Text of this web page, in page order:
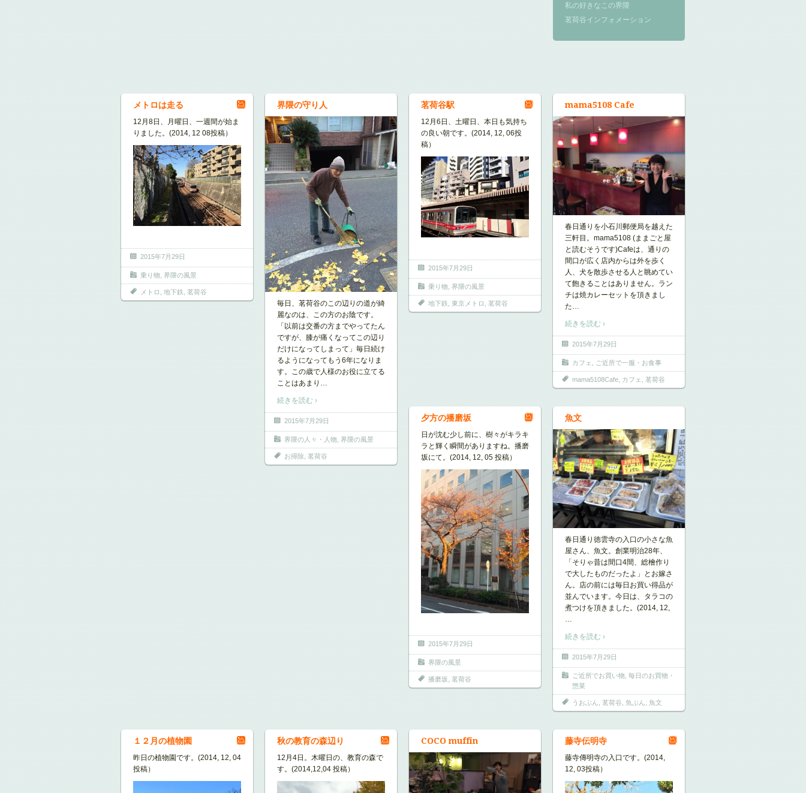
私の好きなこの界隈
茗荷谷インフォメーション
メトロは走る
12月8日、月曜日、一週間が始ま
りました。(2014, 12 08投稿）
2015年7月29日
乗り物 界隈の風景
メトロ 地下鉄 茗荷谷
界隈の守り人
毎日、茗荷谷のこの辺りの道が綺
麗なのは、この方のお陰です。
「以前は交番の方までやってたん
ですが、膝が痛くなってこの辺り
だけになってしまって」毎日続け
るようになってもう6年になりま
す。この歳で人様のお役に立てる
ことはあまり …
続きを読む ›
2015年7月29日
界隈の人々・人物 界隈の風景
お掃除 茗荷谷
茗荷谷駅
12月6日、土曜日、本日も気持ち
の良い朝です。(2014, 12, 06投
稿）
2015年7月29日
乗り物 界隈の風景
地下鉄 東京メトロ 茗荷谷
mama5108 Cafe
春日通りを小石川郵便局を越えた
三軒目。mama5108 (ままごと屋
と読むそうです)Cafeは、通りの
間口が広く店内からは外を歩く
人、犬を散歩させる人と眺めてい
て飽きることはありません。ラン
チは焼カレーセットを頂きまし
た…
続きを読む ›
2015年7月29日
カフェ ご近所で一服・お食事
mama5108Cafe カフェ 茗荷谷
夕方の播磨坂
日が沈む少し前に、樹々がキラキ
ラと輝く瞬間がありますね。播磨
坂にて。(2014, 12, 05 投稿）
2015年7月29日
界隈の風景
播磨坂 茗荷谷
魚文
春日通り徳雲寺の入口の小さな魚
屋さん、魚文。創業明治28年、
「そりゃ昔は間口4間、総檜作り
で大したものだったよ」とお嫁さ
ん。店の前には毎日お買い得品が
並んでいます。今日は、タラコの
煮つけを頂きました。(2014, 12,
…
続きを読む ›
2015年7月29日
ご近所でお買い物 毎日のお買物・
惣菜
うおぶん 茗荷谷 魚ぶん 魚文
１２月の植物園
昨日の植物園です。(2014, 12, 04
投稿）
秋の教育の森辺り
12月4日。木曜日の、教育の森で
す。(2014,12,04 投稿）
COCO muffin 藤寺伝明寺
藤寺傳明寺の入口です。(2014,
12, 03投稿）